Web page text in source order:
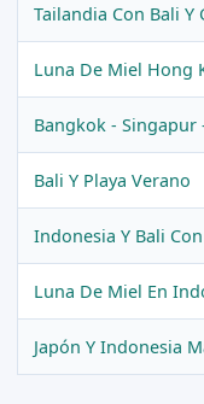
Tailandia Con Bali Y
Luna De Miel Hong
Bangkok - Singapur
Bali Y Playa Verano
Indonesia Y Bali
Luna De Miel En
Japón Y Indonesia